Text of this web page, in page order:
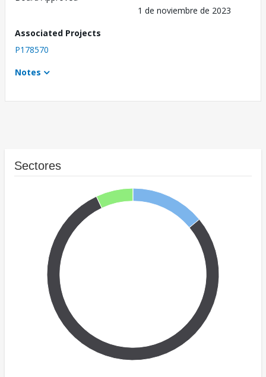
1 de noviembre de 2023
Associated Projects
P178570
Notes
Sectores